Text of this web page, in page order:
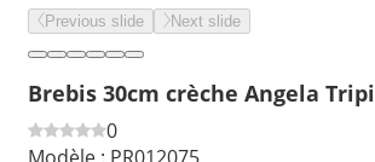
Previous slide Next slide
Brebis 30cm crèche Angela Tripi
0